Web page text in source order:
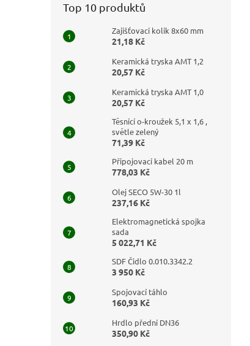
Top 10 produktů
Zajišťovací kolík 8x60 mm
21,18 Kč
Keramická tryska AMT 1,2
20,57 Kč
Keramická tryska AMT 1,0
20,57 Kč
Těsnící o-kroužek 5,1 x 1,6 ,
světle zelený
71,39 Kč
Připojovací kabel 20 m
778,03 Kč
Olej SECO 5W-30 1l
237,16 Kč
Elektromagnetická spojka
sada
5 022,71 Kč
SDF Čidlo 0.010.3342.2
3 950 Kč
Spojovací táhlo
160,93 Kč
Hrdlo přední DN36
350,90 Kč